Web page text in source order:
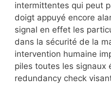
intermittentes qui peut
doigt appuyé encore
signal en effet les
dans la sécurité de la
intervention humaine
piles toutes les signaux
redundancy check